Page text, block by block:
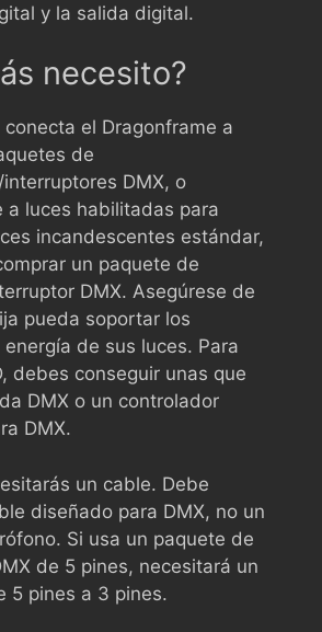
y la salida digital.
necesito?
conecta el Dragonframe a
de
DMX, o
a luces habilitadas para
incandescentes estándar,
un paquete de
DMX. Asegúrese de
pueda soportar los
de sus luces. Para
debes conseguir unas que
DMX o un controlador
DMX.
un cable. Debe
diseñado para DMX, no un
Si usa un paquete de
de 5 pines, necesitará un
5 pines a 3 pines.